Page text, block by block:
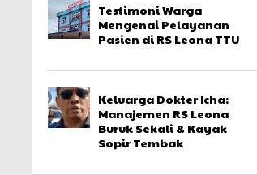
Testimoni Warga
Mengenai Pelayanan
Pasien di RS Leona TTU
Keluarga Dokter Icha:
Manajemen RS Leona
Buruk Sekali & Kayak
Sopir Tembak